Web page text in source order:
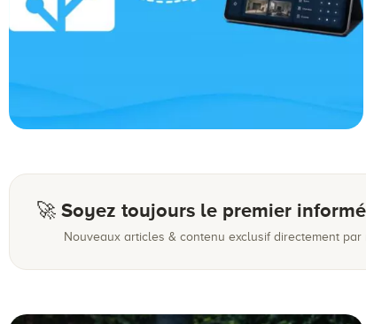
🚀 Soyez toujours le premier
Nouveaux articles & contenu exclusif directement par